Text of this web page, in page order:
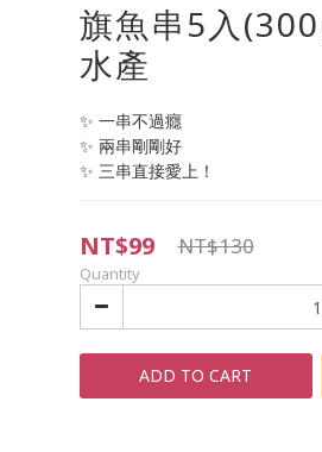
旗魚串5入
水產
✨ 一串不過癮
✨ 兩串剛剛好
✨ 三串直接愛上！
NT$99 NT$130
Quantity
ADD TO CART